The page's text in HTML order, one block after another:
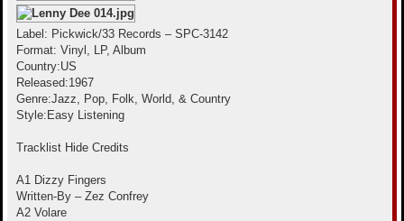
Label: Pickwick/33 Records – SPC-3142
Format: Vinyl, LP, Album
Country:US
Released:1967
Genre:Jazz, Pop, Folk, World, & Country
Style:Easy Listening
Tracklist Hide Credits
A1 Dizzy Fingers
Written-By – Zez Confrey
A2 Volare